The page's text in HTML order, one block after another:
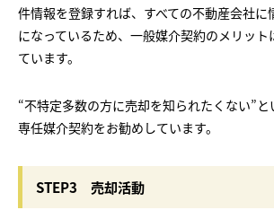
件情報を登録すれば、すべての不動産会社に
になっているため、一般媒介契約のメリット
ています。
“不特定多数の方に売却を知られたくない”と
専任媒介契約をお勧めしています。
STEP3 売却活動